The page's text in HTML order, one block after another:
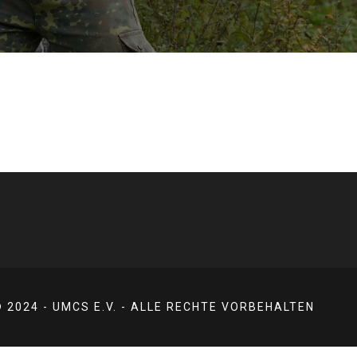
2024 - UMCS E.V. - ALLE RECHTE VORBEHALTEN